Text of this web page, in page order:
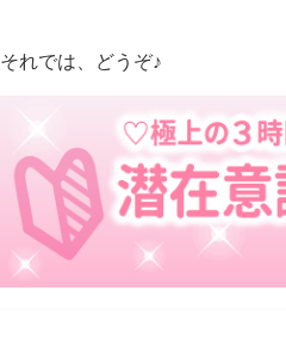
それでは、どうぞ♪